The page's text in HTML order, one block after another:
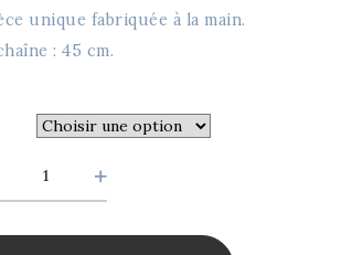
unique fabriquée à la main.
: 45 cm.